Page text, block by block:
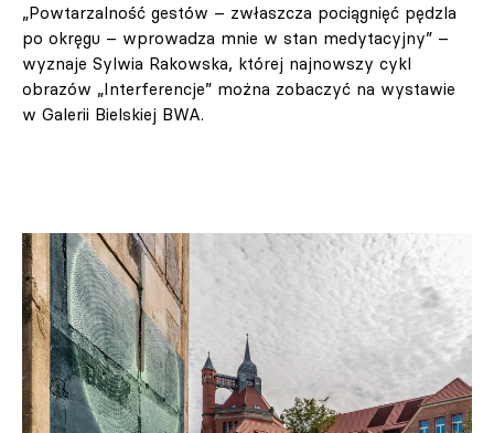
„Powtarzalność gestów – zwłaszcza pociągnięć pędzla
po okręgu – wprowadza mnie w stan medytacyjny” –
wyznaje Sylwia Rakowska, której najnowszy cykl
obrazów „Interferencje” można zobaczyć na wystawie
w Galerii Bielskiej BWA.